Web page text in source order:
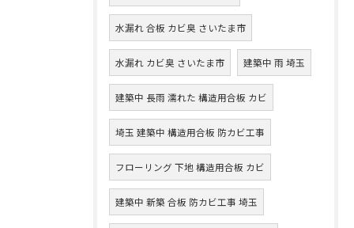
水漏れ 合板 カビ臭 さいたま市
水漏れ カビ臭 さいたま市 建築中 雨 埼玉
建築中 長雨 濡れた 構造用合板 カビ
埼玉 建築中 構造用合板 防カビ工事
フローリング 下地 構造用合板 カビ
建築中 新築 合板 防カビ工事 埼玉